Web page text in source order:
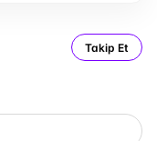
Takip Et